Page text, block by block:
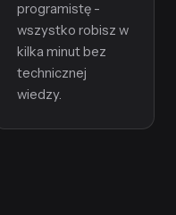
programistę -
wszystko robisz w
kilka minut bez
technicznej
wiedzy.